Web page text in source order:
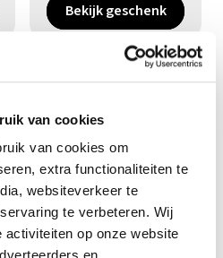
van cookies
van cookies om
extra functionaliteiten te
websiteverkeer te
te verbeteren. Wij
activiteiten op onze website
Bekijk geschenk
Tientje met Sint-